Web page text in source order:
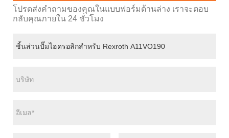
โปรดส่งคำถามของคุณในแบบฟอร์มด้านล่าง เราจะตอบ
กลับคุณภายใน 24 ชั่วโมง